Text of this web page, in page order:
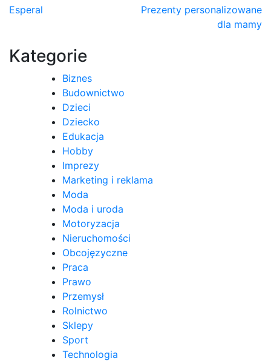
Nawigacja
Esperal
Prezenty personalizowane
dla mamy
Kategorie
Biznes
Budownictwo
Dzieci
Dziecko
Edukacja
Hobby
Imprezy
Marketing i reklama
Moda
Moda i uroda
Motoryzacja
Nieruchomości
Obcojęzyczne
Praca
Prawo
Przemysł
Rolnictwo
Sklepy
Sport
Technologia